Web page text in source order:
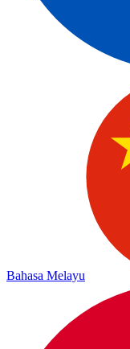
Bahasa Melayu